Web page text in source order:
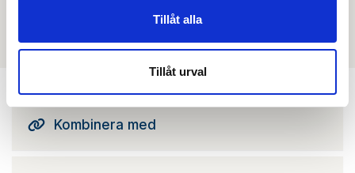
Tillåt alla
Tillåt urval
Kombinera med